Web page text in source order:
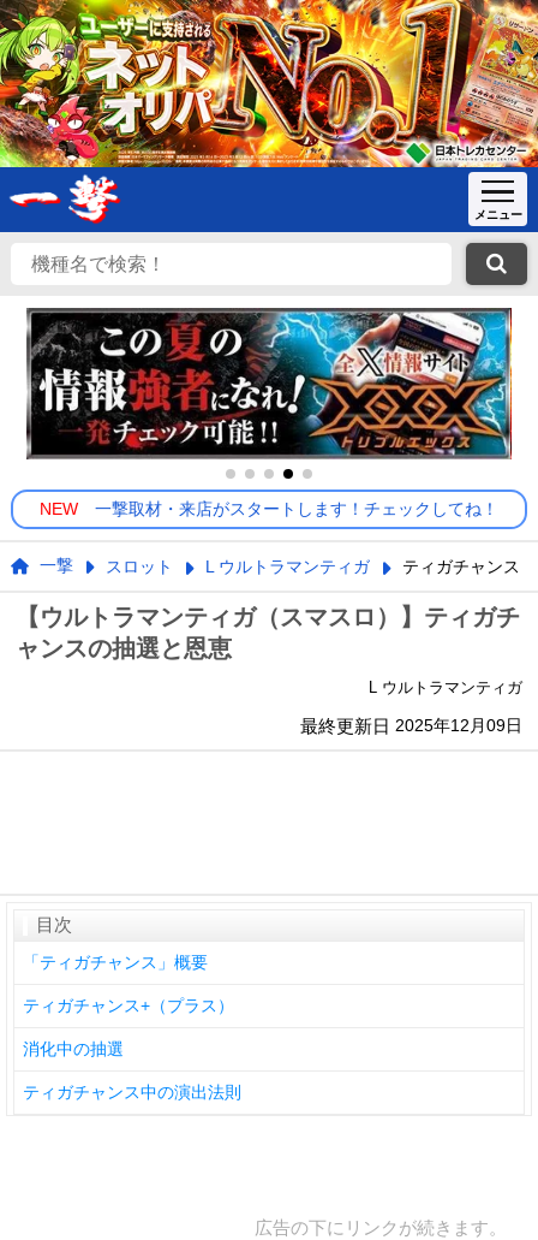
NEW 一撃取材・来店がスタートします！チェックしてね！
一撃 スロット L ウルトラマンティガ ティガチャンス
【ウルトラマンティガ（スマスロ）】ティガチ
ャンスの抽選と恩恵
L ウルトラマンティガ
最終更新日 2025年12月09日
目次
「ティガチャンス」概要
ティガチャンス+（プラス）
消化中の抽選
ティガチャンス中の演出法則
広告の下にリンクが続きます。